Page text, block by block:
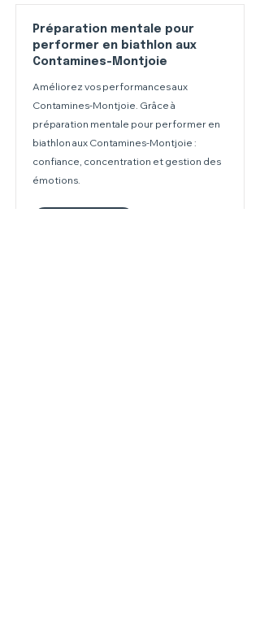
Préparation mentale pour
performer en biathlon aux
Contamines-Montjoie
Améliorez vos performances aux
Contamines-Montjoie. Grâce à
préparation mentale pour performer en
biathlon aux Contamines-Montjoie :
confiance, concentration et gestion des
émotions.